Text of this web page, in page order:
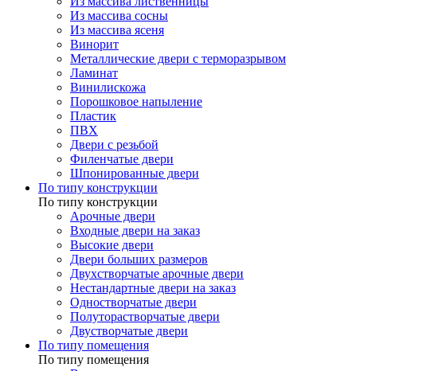
Из массива сосны
Из массива ясеня
Винорит
Металлические двери с терморазрывом
Ламинат
Винилискожа
Порошковое напыление
Пластик
ПВХ
Двери с резьбой
Филенчатые двери
Шпонированные двери
По типу конструкции
По типу конструкции
Арочные двери
Входные двери на заказ
Высокие двери
Двери больших размеров
Двухстворчатые арочные двери
Нестандартные двери на заказ
Одностворчатые двери
Полуторастворчатые двери
Двустворчатые двери
По типу помещения
По типу помещения